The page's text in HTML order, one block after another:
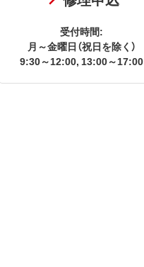
受付時間:
月～金曜日（祝日を除く）
9:30～12:00, 13:00～17:00